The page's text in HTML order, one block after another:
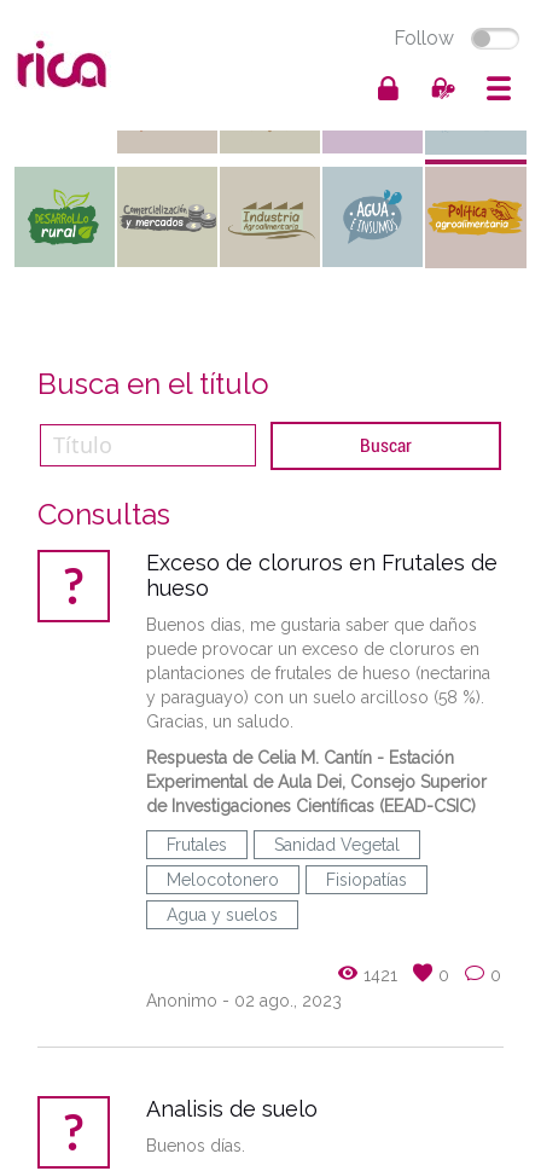
Follow
Busca en el título
Consultas
Exceso de cloruros en Frutales de
hueso
Buenos dias, me gustaria saber que daños
puede provocar un exceso de cloruros en
plantaciones de frutales de hueso (nectarina
y paraguayo) con un suelo arcilloso (58 %).
Gracias, un saludo.
Respuesta de Celia M. Cantín - Estación
Experimental de Aula Dei, Consejo Superior
de Investigaciones Científicas (EEAD-CSIC)
Frutales
Sanidad Vegetal
Melocotonero
Fisiopatías
Agua y suelos
1421 0
0
Anonimo - 02 ago., 2023
Analisis de suelo
Buenos días.